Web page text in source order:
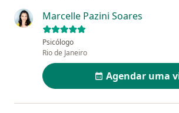
Marcelle Pazini Soares
Psicólogo
Rio de Janeiro
Agendar uma